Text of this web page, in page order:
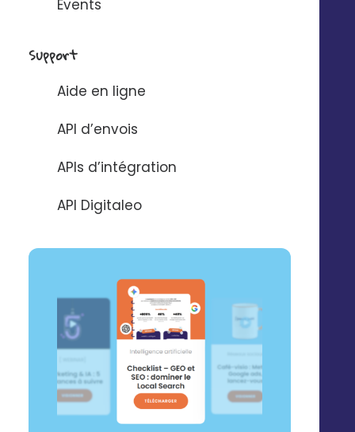
Events
Support
Aide en ligne
API d’envois
APIs d’intégration
API Digitaleo
utilisateurs bénéficient d’un accompagnement dans
notre plateforme
Noscontenus
marketing
Cas clients